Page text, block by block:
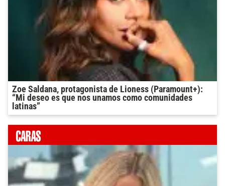
Zoe Saldana, protagonista de Lioness (Paramount+):
“Mi deseo es que nos unamos como comunidades
latinas”